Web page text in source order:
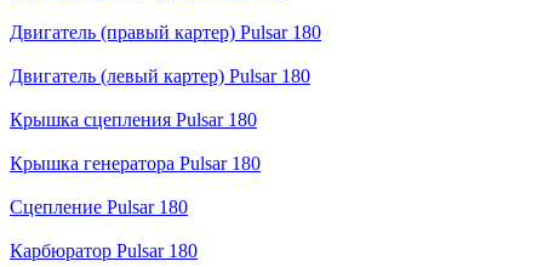
Двигатель (правый картер) Pulsar 180
Двигатель (левый картер) Pulsar 180
Крышка сцепления Pulsar 180
Крышка генератора Pulsar 180
Сцепление Pulsar 180
Карбюратор Pulsar 180